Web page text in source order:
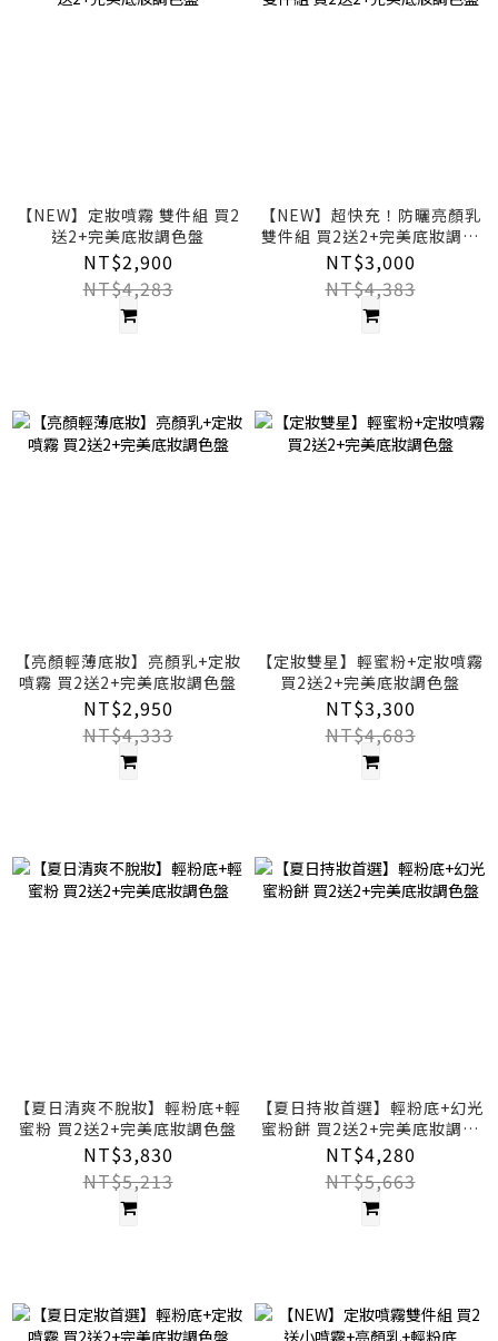
【NEW】定妝噴霧 雙件組 買2
送2+完美底妝調色盤
NT$2,900
NT$4,283
【NEW】超快充！防曬亮顏乳
雙件組 買2送2+完美底妝調色
盤
NT$3,000
NT$4,383
【亮顏輕薄底妝】亮顏乳+定妝
噴霧 買2送2+完美底妝調色盤
NT$2,950
NT$4,333
【定妝雙星】輕蜜粉+定妝噴霧
買2送2+完美底妝調色盤
NT$3,300
NT$4,683
【夏日清爽不脫妝】輕粉底+輕
蜜粉 買2送2+完美底妝調色盤
NT$3,830
NT$5,213
【夏日持妝首選】輕粉底+幻光
蜜粉餅 買2送2+完美底妝調色
盤
NT$4,280
NT$5,663